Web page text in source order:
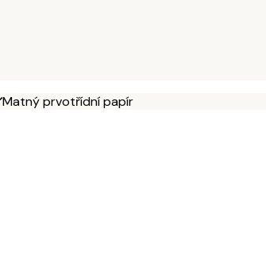
Matný prvotřídní papír